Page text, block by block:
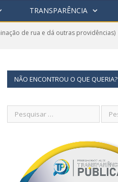
TRANSPARÊNCIA
de rua e dá outras providências)
NÃO ENCONTROU O QUE QUERIA?